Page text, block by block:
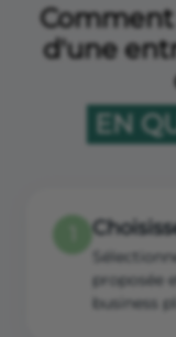
d'une
EN
proposée
business